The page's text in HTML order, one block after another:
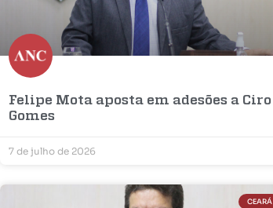
Felipe Mota aposta em adesões a Ciro
Gomes
7 de julho de 2026
CEARÁ